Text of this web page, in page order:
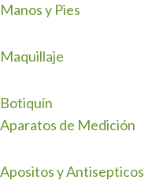
Manos y Pies
Maquillaje
Botiquín
Aparatos de Medición
Apositos y Antisepticos